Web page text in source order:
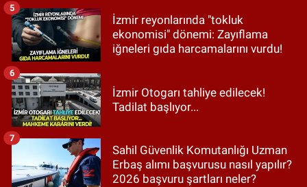
İzmir reyonlarında "tokluk
ekonomisi" dönemi: Zayıflama
iğneleri gıda harcamalarını vurdu!
5
İzmir Otogarı tahliye edilecek!
Tadilat başlıyor...
6
Sahil Güvenlik Komutanlığı Uzman
Erbaş alımı başvurusu nasıl yapılır?
2026 başvuru şartları neler?
7